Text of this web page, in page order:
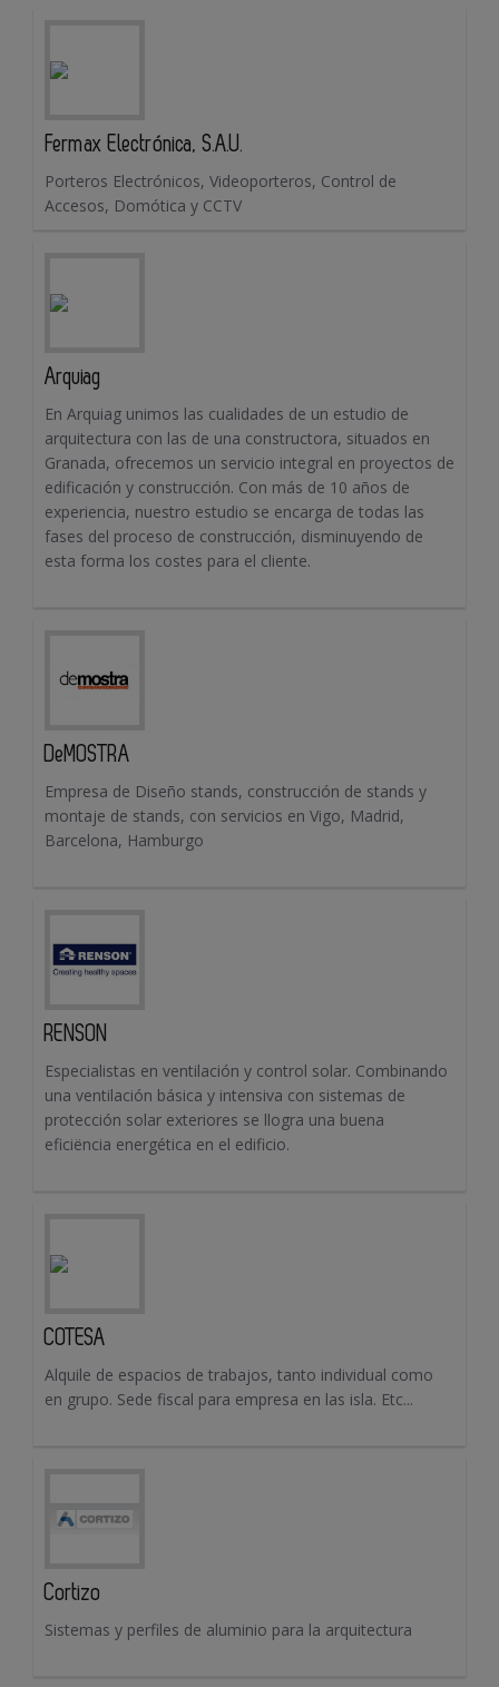
Fermax Electrónica, S.A.U.
Porteros Electrónicos, Videoporteros, Control de
Accesos, Domótica y CCTV
Arquiag
En Arquiag unimos las cualidades de un estudio de
arquitectura con las de una constructora, situados en
Granada, ofrecemos un servicio integral en proyectos de
edificación y construcción. Con más de 10 años de
experiencia, nuestro estudio se encarga de todas las
fases del proceso de construcción, disminuyendo de
esta forma los costes para el cliente.
DeMOSTRA
Empresa de Diseño stands, construcción de stands y
montaje de stands, con servicios en Vigo, Madrid,
Barcelona, Hamburgo
RENSON
Especialistas en ventilación y control solar. Combinando
una ventilación básica y intensiva con sistemas de
protección solar exteriores se llogra una buena
eficiëncia energética en el edificio.
COTESA
Alquile de espacios de trabajos, tanto individual como
en grupo. Sede fiscal para empresa en las isla. Etc...
Cortizo
Sistemas y perfiles de aluminio para la arquitectura